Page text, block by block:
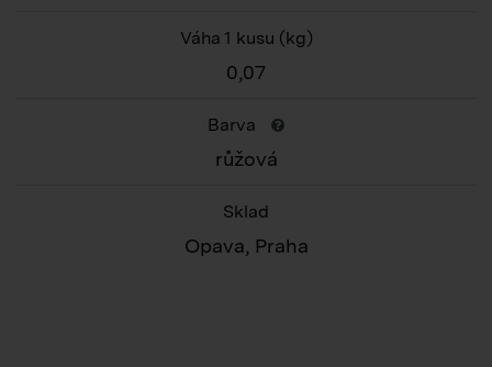
Váha 1 kusu (kg)
0,07
Barva
růžová
Sklad
Opava, Praha